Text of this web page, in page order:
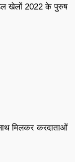
खेलों 2022 के पुरुष
मिलकर करदाताओं